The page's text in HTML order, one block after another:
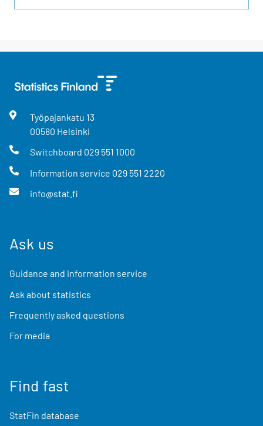
Työpajankatu 13
00580 Helsinki
Switchboard 029 551 1000
Information service 029 551 2220
info@stat.fi
Ask us
Guidance and information service
Ask about statistics
Frequently asked questions
For media
Find fast
StatFin database